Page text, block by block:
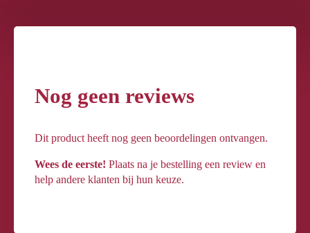
Nog geen reviews
Dit product heeft nog geen beoordelingen ontvangen.
Wees de eerste! Plaats na je bestelling een review en
help andere klanten bij hun keuze.